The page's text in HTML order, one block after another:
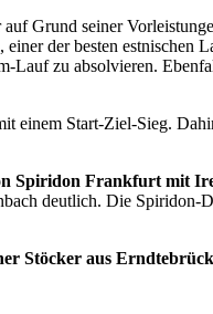
Grund seiner
einer der besten estnischen
Lauf zu absolvieren.
einem Start-Ziel-Sieg.
Spiridon Frankfurt mit
deutlich. Die
Stöcker aus